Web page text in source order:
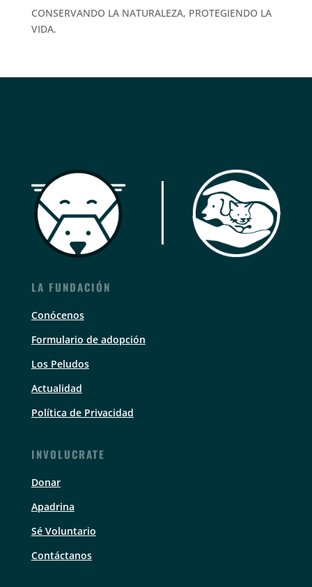
CONSERVANDO LA NATURALEZA, PROTEGIENDO LA
VIDA.
LA FUNDACIÓN
Conócenos
Formulario de adopción
Los Peludos
Actualidad
Política de Privacidad
INVOLUCRATE
Donar
Apadrina
Sé Voluntario
Contáctanos